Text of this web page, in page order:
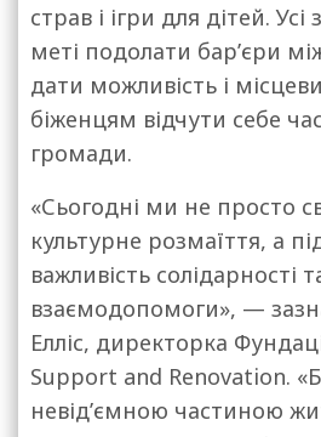
страв і ігри для дітей.
меті подолати бар’єри
дати можливість і
біженцям відчути себе
громади.
«Сьогодні ми не просто
культурне розмаїття, а
важливість солідарності
взаємодопомоги», —
Елліс, директорка
Support and Renovation.
невід’ємною частиною